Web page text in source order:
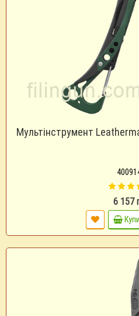
Мультінструмент
6 157